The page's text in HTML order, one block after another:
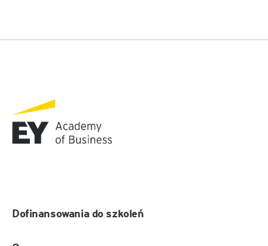
Dofinansowania do szkoleń